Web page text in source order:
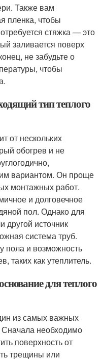
Также вам
пленка, чтобы
стяжка — это
заливается поверх
не забудьте о
чтобы
тип теплого
от нескольких
обогрев и не
вариантом. Он проще
монтажных работ.
и долговечное
пол. Однако для
другой источник
система труб.
пола и возможность
таких как утеплитель.
для теплого
из самых важных
Сначала необходимо
поверхность от
трещины или